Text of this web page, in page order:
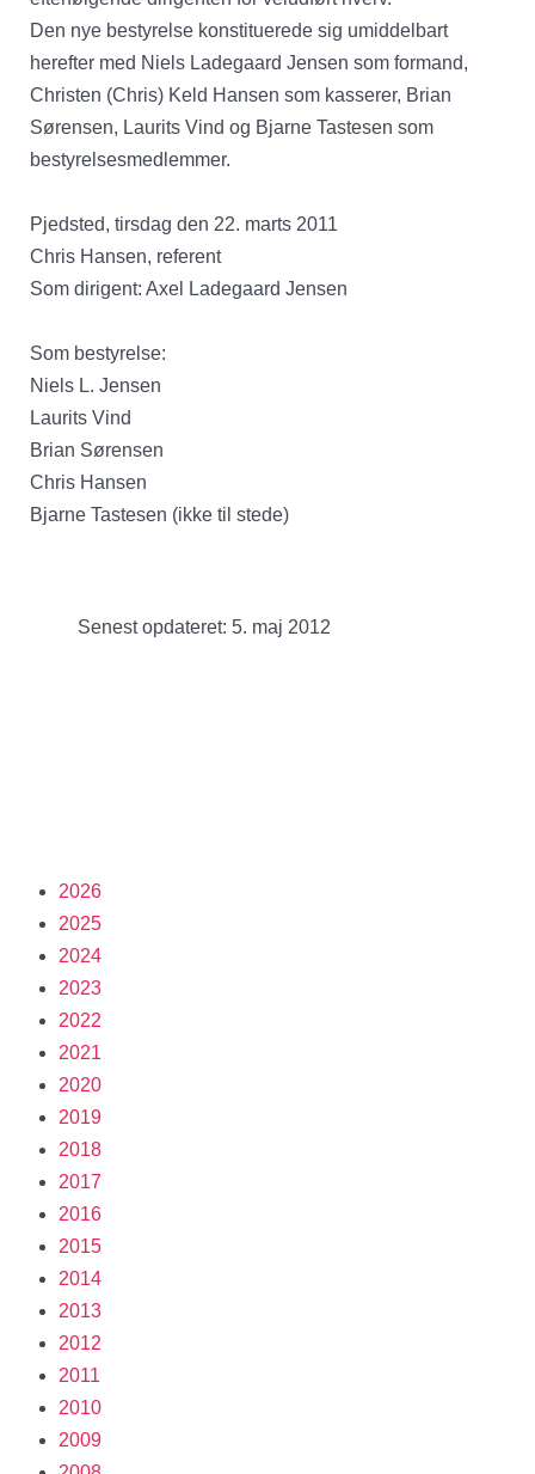
Den nye bestyrelse konstituerede sig umiddelbart
herefter med Niels Ladegaard Jensen som formand,
Christen (Chris) Keld Hansen som kasserer, Brian
Sørensen, Laurits Vind og Bjarne Tastesen som
bestyrelsesmedlemmer.
Pjedsted, tirsdag den 22. marts 2011
Chris Hansen, referent
Som dirigent: Axel Ladegaard Jensen
Som bestyrelse:
Niels L. Jensen
Laurits Vind
Brian Sørensen
Chris Hansen
Bjarne Tastesen (ikke til stede)
Senest opdateret: 5. maj 2012
2026
2025
2024
2023
2022
2021
2020
2019
2018
2017
2016
2015
2014
2013
2012
2011
2010
2009